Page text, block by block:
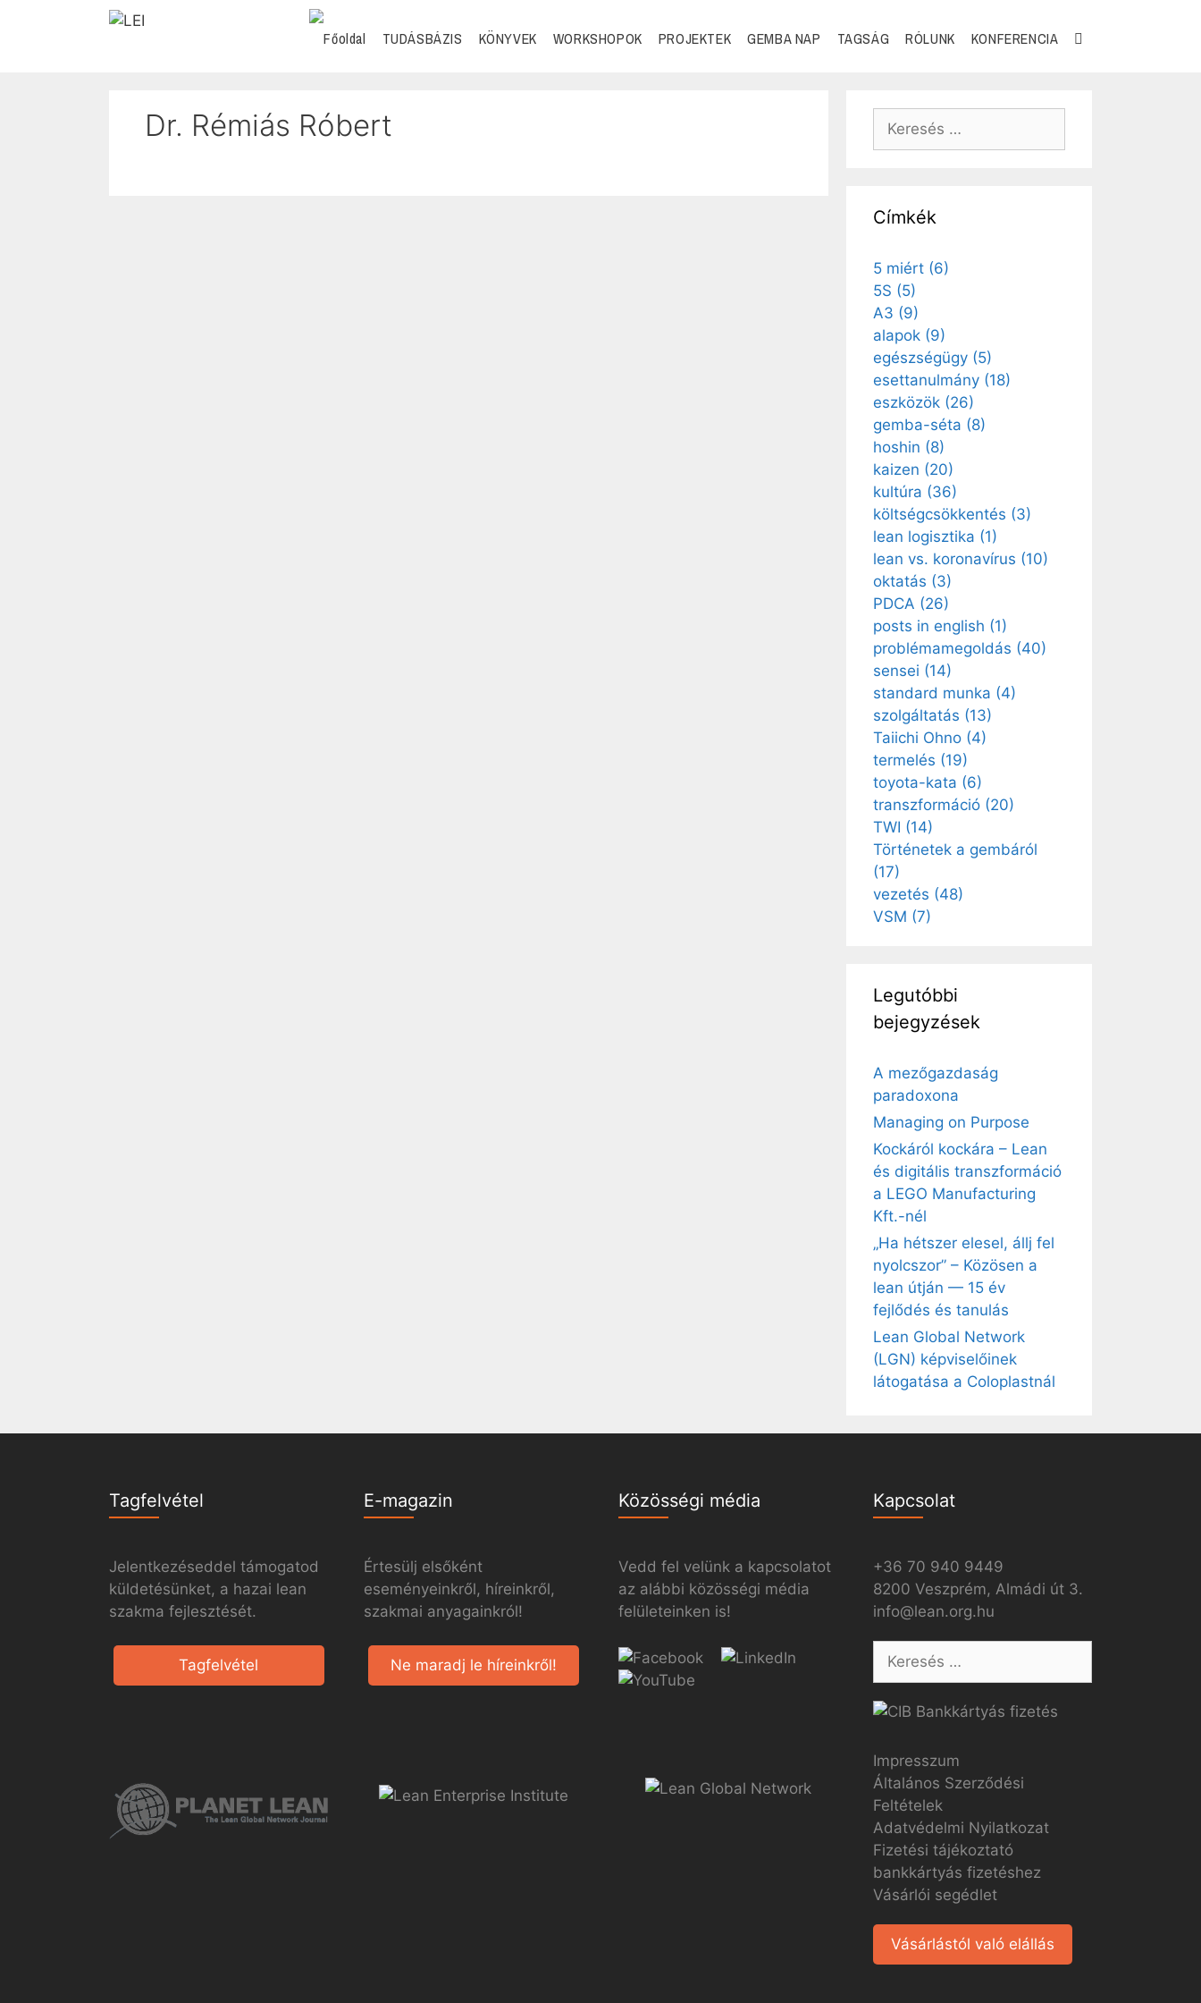
TUDÁSBÁZIS KÖNYVEK WORKSHOPOK PROJEKTEK GEMBA NAP TAGSÁG RÓLUNK KONFERENCIA
Dr. Rémiás Róbert
Címkék
5 miért (6)
5S (5)
A3 (9)
alapok (9)
egészségügy (5)
esettanulmány (18)
eszközök (26)
gemba-séta (8)
hoshin (8)
kaizen (20)
kultúra (36)
költségcsökkentés (3)
lean logisztika (1)
lean vs. koronavírus (10)
oktatás (3)
PDCA (26)
posts in english (1)
problémamegoldás (40)
sensei (14)
standard munka (4)
szolgáltatás (13)
Taiichi Ohno (4)
termelés (19)
toyota-kata (6)
transzformáció (20)
TWI (14)
Történetek a gembáról
(17)
vezetés (48)
VSM (7)
Legutóbbi
bejegyzések
A mezőgazdaság
paradoxona
Managing on Purpose
Kockáról kockára – Lean
és digitális transzformáció
a LEGO Manufacturing
Kft.-nél
„Ha hétszer elesel, állj fel
nyolcszor” – Közösen a
lean útján — 15 év
fejlődés és tanulás
Lean Global Network
(LGN) képviselőinek
látogatása a Coloplastnál
Tagfelvétel
Jelentkezéseddel támogatod
küldetésünket, a hazai lean
szakma fejlesztését.
Tagfelvétel
E-magazin
Értesülj elsőként
eseményeinkről, híreinkről,
szakmai anyagainkról!
Ne maradj le híreinkről!
Közösségi média
Vedd fel velünk a kapcsolatot
az alábbi közösségi média
felületeinken is!
Kapcsolat
+36 70 940 9449
8200 Veszprém, Almádi út 3.
info@lean.org.hu
Impresszum
Általános Szerződési
Feltételek
Adatvédelmi Nyilatkozat
Fizetési tájékoztató
bankkártyás fizetéshez
Vásárlói segédlet
Vásárlástól való elállás